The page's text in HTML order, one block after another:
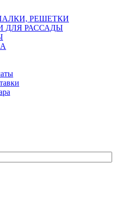
РЕШЕТКИ
ДЛЯ РАССАДЫ